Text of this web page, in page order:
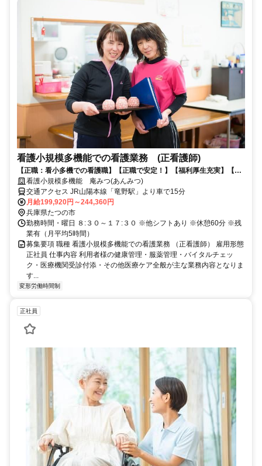
看護小規模多機能での看護業務 (正看護師)
【正職：看小多機での看護職】【正職で安定！】【福利厚生充実】【子
育てママ活躍中】【託児所完備】
看護小規模多機能 庵みつ(あんみつ)
交通アクセス JR山陽本線「竜野駅」より車で15分
月給199,920円～244,360円
兵庫県たつの市
勤務時間・曜日 ８:３０～１７:３０ ※他シフトあり ※休憩60分 ※残
業有（月平均5時間）
募集要項 職種 看護小規模多機能での看護業務 （正看護師） 雇用形態
正社員 仕事内容 利用者様の健康管理・服薬管理・バイタルチェッ
ク・医療機関受診付添・その他医療ケア全般が主な業務内容となりま
す...
変形労働時間制
正社員